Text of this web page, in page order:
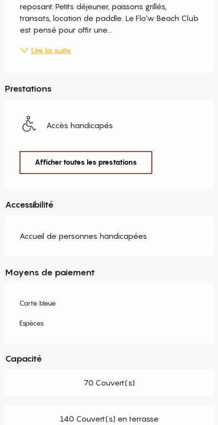
reposant. Petits déjeuner, poissons grillés,
transats, location de paddle. Le Flo'w Beach Club
est pensé pour offir une...
Lire la suite
Prestations
Accès handicapés
Afficher toutes les prestations
Accessibilité
Accueil de personnes handicapées
Moyens de paiement
Carte bleue
Espèces
Capacité
70 Couvert(s)
140 Couvert(s) en terrasse